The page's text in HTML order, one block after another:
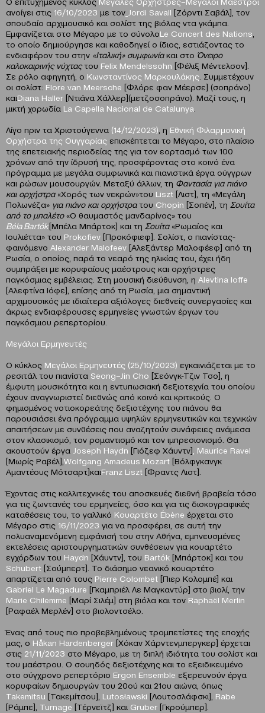
ανοίγει στις 16/10/2023 με τον Jordi Savall [Ζόρντι Σαβάλ], τον
σπουδαίο αρχιμουσικό και σολίστ της βιόλας ντα γκάμπα.
Εμφανίζεται στο Μέγαρο με το σύνολοLe Concert des Nations
το οποίο δημιούργησε και καθοδηγεί ο ίδιος, εστιάζοντας το
ενδιαφέρον του στην «Ιταλική» συμφωνίακαι στο Όνειρο
καλοκαιρινής νύχταςτου Felix Mendelssohn [Φέλιξ Μέντελσον].
Σε ρόλο αφηγητή, ο Κωνσταντίνος Μαρκουλάκης . Συμμετέχουν
οι σολίστ: Flore van Meersche [Φλόρε φαν Μέερσε] (σοπράνο)
καιDiana Haller [Ντιάνα Χάλλερ](μετζοσοπράνο). Μαζί τους, η
μικτή χορωδία La Capella Nacional de Catalunya
Λίγο πριν τα Χριστούγεννα (14/12/2023) , η Εθνική Φιλαρμονική
Ορχήστρα της Ουγγαρίας επισκέπτεται το Μέγαρο, στο πλαίσιο
της επετειακής περιοδείας της για τον εορτασμό των 100
χρόνων από την ίδρυσή της, προσφέροντας στο κοινό ένα
πρόγραμμα με μεγάλα συμφωνικά και πιανιστικά έργα ούγγρων
και ρώσων μουσουργών. Μεταξύ άλλων, τη Φαντασία για πιάνο
και ορχήστρα«Χορός των νεκρών»του Liszt [Λιστ], τη «Μεγάλη
Πολωνέζα» για πιάνο και ορχήστρατου Chopin [Σοπέν], τη Σουίτα
από το μπαλέτο«Ο θαυμαστός μανδαρίνος» του
BélaBartók[Μπέλα Μπάρτοκ] και τη Σουίτα«Ρωμαίος και
Ιουλιέττα» του Prokofiev [Προκόφιεφ]. Σολίστ, ο πιανίστας-
φαινόμενο Alexander Malofeev [Αλεξάντερ Μαλοφέεφ] από τη
Ρωσία, ο οποίος, παρά το νεαρό της ηλικίας του, έχει ήδη
συμπράξει με κορυφαίους μαέστρους και ορχήστρες
παγκόσμιας εμβέλειας. Στη μουσική διεύθυνση, η Alevtina Ιoffe
[Aλεφτίνα Ιόφε], επίσης από τη Ρωσία, μια σημαντική
αρχιμουσικός με ιδιαίτερα αξιόλογες διεθνείς συνεργασίες και
άκρως ενδιαφέρουσες ερμηνείες γνωστών έργων του
παγκόσμιου ρεπερτορίου.
Μεγάλοι Ερμηνευτές
Ο κύκλος Μεγάλοι Ερμηνευτές (25/10/2023) εγκαινιάζεται με το
ρεσιτάλ του πιανίστα Seong–Jin Cho [Σεόνγκ-Τζιν Τσο], η
έμφυτη μουσικότητα και η εντυπωσιακή δεξιοτεχνία του οποίου
έχουν αναγνωριστεί διεθνώς από κοινό και κριτικούς. Ο
φημισμένος νοτιοκορεάτης δεξιοτέχνης του πιάνου θα
παρουσιάσει ένα πρόγραμμα υψηλών ερμηνευτικών και τεχνικών
απαιτήσεων με συνθέσεις που αναζητούν συνάφειες ανάμεσα
στον κλασικισμό, τον ρομαντισμό και τον ιμπρεσιονισμό. Θα
ακουστούν έργα Joseph Haydn [Γιόζεφ Χάυντν] Maurice Ravel
[Μωρίς Ραβέλ], Wolfgang Amadeus Mozart [Βόλφγκανγκ
Αμαντέους Μότσαρτ]καιFranz Liszt [Φραντς Λιστ].
Έχοντας στις καλλιτεχνικές του αποσκευές διεθνή βραβεία τόσο
για τις ζωντανές του ερμηνείες, όσο και για τις δισκογραφικές
καταθέσεις του, το γαλλικό Κουαρτέτο Ébène έρχεται στο
Μέγαρο στις 16/11/2023 για να προσφέρει, σε αυτή την
πολυαναμενόμενη εμφάνισή του στην Αθήνα, εμπνευσμένες
εκτελέσεις αριστουργηματικών συνθέσεων για κουαρτέτο
εγχόρδων του Haydn [Χάυντν], του Bartόk [Μπάρτοκ] και του
Schubert [Σούμπερτ]. Το διάσημο νεανικό κουαρτέτο
απαρτίζεται από τους Pierre Colombet [Πιερ Κολομπέ] και
Gabriel Le Magadure [Γκαμπριέλ Λε Μαγκαντύρ] στο βιολί, την
Marie Chilemme [Μαρί Σιλέμ] στη βιόλα και τον Raphaël Merlin
[Ραφαέλ Μερλέν] στο βιολοντσέλο.
Ένας από τους πιο προβεβλημένους τρομπετίστες της εποχής
μας, ο Håkan Hardenberger [Χόκαν Χάρντενμπεργκερ] έρχεται
στις 21/11/2023 στο Μέγαρο, με τη διπλή ιδιότητα του σολίστ και
του μαέστρου. Ο σουηδός δεξιοτέχνης και το εξειδικευμένο
στο σύγχρονο ρεπερτόριο Ergon Ensemble εξερευνούν έργα
κορυφαίων δημιουργών του 20ού και 21ου αιώνα, όπως
Takemitsu [Τακεμίτσου], Lutosławski [Λουτοσλάφσκι], Rabe
[Ράμπε], Turnage [Τέρνεϊτζ] και Gruber [Γκρούμπερ].